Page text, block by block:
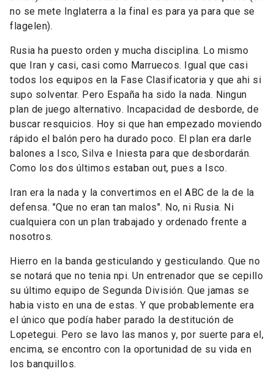
no se mete Inglaterra a la final es para ya para que se
flagelen).
Rusia ha puesto orden y mucha disciplina. Lo mismo
que Iran y casi, casi como Marruecos. Igual que casi
todos los equipos en la Fase Clasificatoria y que ahi si
supo solventar. Pero España ha sido la nada. Ningun
plan de juego alternativo. Incapacidad de desborde, de
buscar resquicios. Hoy si que han empezado moviendo
rápido el balón pero ha durado poco. El plan era darle
balones a Isco, Silva e Iniesta para que desbordarán.
Como los dos últimos estaban out, pues a Isco.
Iran era la nada y la convertimos en el ABC de la de la
defensa. "Que no eran tan malos". No, ni Rusia. Ni
cualquiera con un plan trabajado y ordenado frente a
nosotros.
Hierro en la banda gesticulando y gesticulando. Que no
se notará que no tenia npi. Un entrenador que se cepillo
su último equipo de Segunda División. Que jamas se
habia visto en una de estas. Y que probablemente era
el único que podía haber parado la destitución de
Lopetegui. Pero se lavo las manos y, por suerte para el,
encima, se encontro con la oportunidad de su vida en
los banquillos.